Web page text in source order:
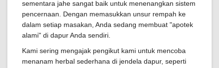
sementara jahe sangat baik untuk menenangkan sistem
pencernaan. Dengan memasukkan unsur rempah ke
dalam setiap masakan, Anda sedang membuat "apotek
alami" di dapur Anda sendiri.
Kami sering mengajak pengikut kami untuk mencoba
menanam herbal sederhana di jendela dapur, seperti